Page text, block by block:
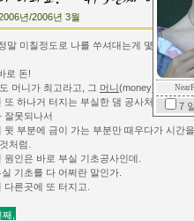
7
년/2006년 3월
말 미칠정도로 나를 쑤셔대는게 몇가지 있어.
로 돈!
머니가 최고라고, 그 머니(money)가 뭔지..
또 하나거 터지는 부실한 댐 공사처럼.
잘못되나서
윗 부분에 금이 가는 부분만 때우다가 시간
처럼.
원인은 바로 부실 기초공사인데.
기초를 다 어쩌란 말인가.
다른곳에 또 터지고.
,